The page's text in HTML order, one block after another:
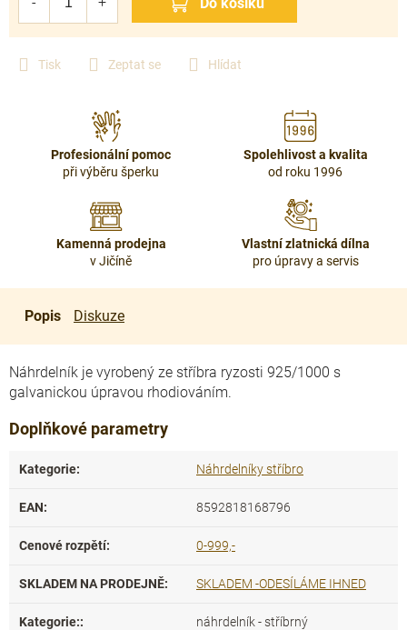
Tisk Zeptat se Hlídat
Profesionální pomoc
při výběru šperku
Spolehlivost a kvalita
od roku 1996
Kamenná prodejna
v Jičíně
Vlastní zlatnická dílna
pro úpravy a servis
Popis Diskuze
Náhrdelník je vyrobený ze stříbra ryzosti 925/1000 s
galvanickou úpravou rhodiováním.
Doplňkové parametry
Kategorie: Náhrdelníky stříbro
EAN: 8592818168796
Cenové rozpětí: 0-999,-
SKLADEM NA PRODEJNĚ: SKLADEM -ODESÍLÁME IHNED
Kategorie:: náhrdelník - stříbrný